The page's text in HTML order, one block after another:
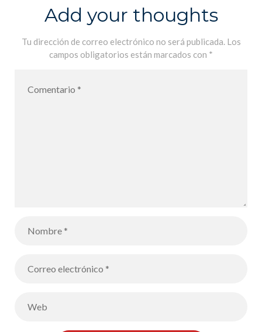
Add your thoughts
Tu dirección de correo electrónico no será publicada. Los
campos obligatorios están marcados con *